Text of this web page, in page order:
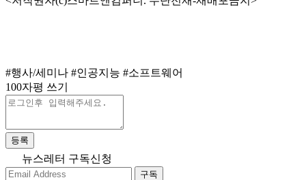
#행사/세미나 #인공지능 #소프트웨어
100자평 쓰기
등록
뉴스레터 구독신청
구독